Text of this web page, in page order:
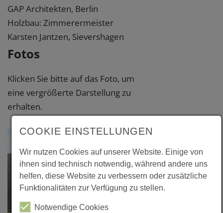
GAP Architekten, Berlin
Holzbau: Zimmerermeister
Karsten Jantzen, Sievershagen
Fotos
Klicken Sie bitte auf das Foto, um
eine vergrößerte Darstellung zu
erhalten.
COOKIE EINSTELLUNGEN
Wir nutzen Cookies auf unserer Website. Einige von
ihnen sind technisch notwendig, während andere uns
helfen, diese Website zu verbessern oder zusätzliche
Funktionalitäten zur Verfügung zu stellen.
Notwendige Cookies